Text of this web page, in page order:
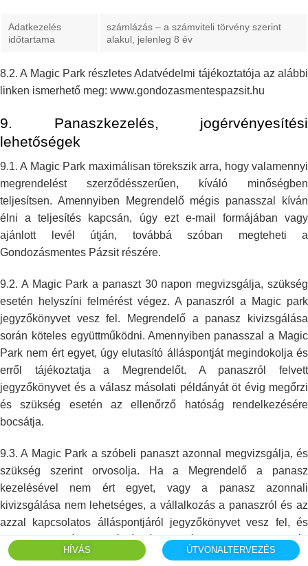
HÍVÁS ÚTVONALTERVEZÉS
Adatkezelés
időtartama
számlázás – a számviteli törvény szerint
alakul, jelenleg 8 év
8.2. A Magic Park részletes Adatvédelmi tájékoztatója az alábbi
linken ismerhető meg: www.gondozasmentespazsit.hu
9. Panaszkezelés, jogérvényesítési
lehetőségek
9.1. A Magic Park maximálisan törekszik arra, hogy valamennyi
megrendeléstszerződésszerűen, kíváló minőségben
teljesítsen. Amennyiben Megrendelőmégis panasszal kíván
élni a teljesítés kapcsán, úgy ezt e-mail formájában vagy
ajánlott levél útján, továbbá szóban megteheti a
Gondozásmentes Pázsitrészére.
9.2. A Magic Park a panaszt 30 napon megvizsgálja, szükség
esetén helyszíni felmérést végez. A panaszról a Magic park
jegyzőkönyvet vesz fel. Megrendelő a panasz kivizsgálása
során köteles együttműködni. Amennyiben panasszal a Magic
Park nem ért egyet, úgy elutasító álláspontjátmegindokolja és
erről tájékoztatja a Megrendelőt. A panaszról felvett
jegyzőkönyvet és a válasz másolati példányát öt évig megőrzi
és szükség esetén az ellenőrző hatóság rendelkezésére
bocsátja.
9.3. A Magic Park a szóbeli panaszt azonnal megvizsgálja, és
szükség szerint orvosolja. Ha a Megrendelő a panasz
kezelésével nem ért egyet, vagya panasz azonnali
kivizsgálása nem lehetséges, a vállalkozás a panaszról és az
azzal kapcsolatos álláspontjáról jegyzőkönyvet vesz fel, és
annak egymásolati példányát személyesen panasz esetén
átadja a fogyasztónak, minden
más esetben pedig a panaszról